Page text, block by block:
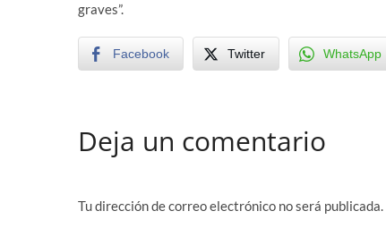
graves”.
Facebook Twitter WhatsApp
Deja un comentario
Tu dirección de correo electrónico no será publicada.